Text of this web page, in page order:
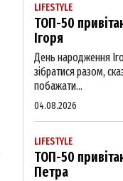
LIFESTYLE
ТОП-50
Ігоря
День народження
зібратися разом,
побажати...
04.08.2026
LIFESTYLE
ТОП-50
Петра